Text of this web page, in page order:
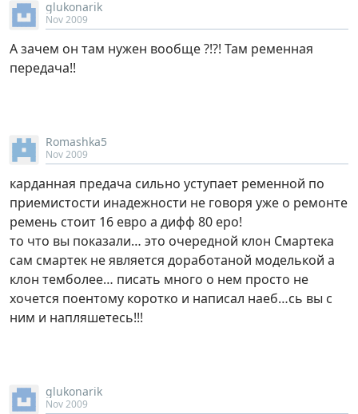
glukonarik
Nov 2009
А зачем он там нужен вообще ?!?! Там ременная
передача!!
Romashka5
Nov 2009
карданная предача сильно уступает ременной по
приемистости инадежности не говоря уже о ремонте
ремень стоит 16 евро а дифф 80 еро!
то что вы показали… это очередной клон Смартека
сам смартек не является доработаной моделькой а
клон темболее… писать много о нем просто не
хочется поентому коротко и написал наеб…сь вы с
ним и напляшетесь!!!
glukonarik
Nov 2009